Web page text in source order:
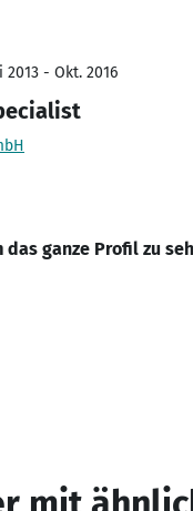
- Okt. 2016
das ganze Profil zu